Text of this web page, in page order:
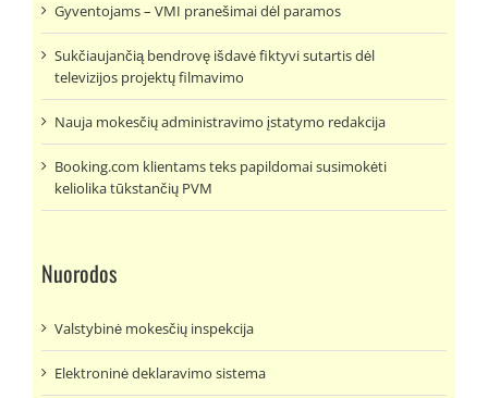
Gyventojams – VMI pranešimai dėl paramos
Sukčiaujančią bendrovę išdavė fiktyvi sutartis dėl
televizijos projektų filmavimo
Nauja mokesčių administravimo įstatymo redakcija
Booking.com klientams teks papildomai susimokėti
keliolika tūkstančių PVM
Nuorodos
Valstybinė mokesčių inspekcija
Elektroninė deklaravimo sistema